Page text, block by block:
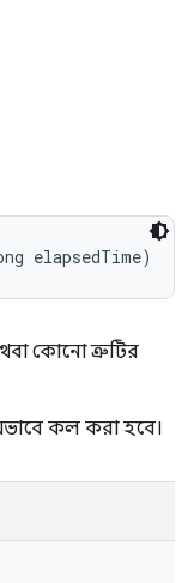
elapsedTime)
কোনো ত্রুটির
কল করা হবে।